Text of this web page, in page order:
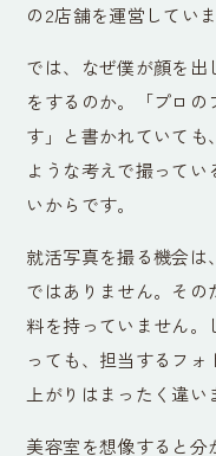
の2店舗を運営していま
では、なぜ僕が顔を
をするのか。「プロの
す」と書かれていても
ような考えで撮って
いからです。
就活写真を撮る機会は
ではありません。そ
料を持っていません。
っても、担当するフ
上がりはまったく違い
美容室を想像すると分